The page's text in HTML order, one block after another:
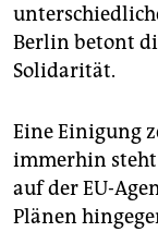
Berlin betont
Solidarität.
Eine Einigung
immerhin steht
auf der EU-
Plänen